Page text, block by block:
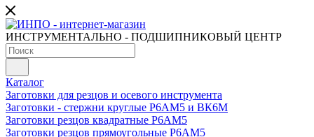
ИНСТРУМЕНТАЛЬНО - ПОДШИПНИКОВЫЙ ЦЕНТР
Каталог
Заготовки для резцов и осевого инструмента
Заготовки - стержни круглые Р6АМ5 и ВК6М
Заготовки резцов квадратные Р6АМ5
Заготовки резцов прямоугольные Р6АМ5